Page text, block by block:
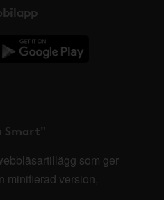
Smart"
som ger
minifierad version,